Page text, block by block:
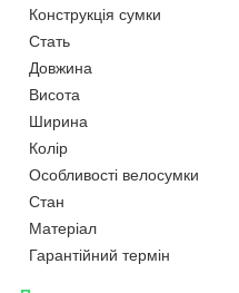
Конструкція сумки
Стать
Довжина
Висота
Ширина
Колір
Особливості велосумки
Стан
Матеріал
Гарантійний термін